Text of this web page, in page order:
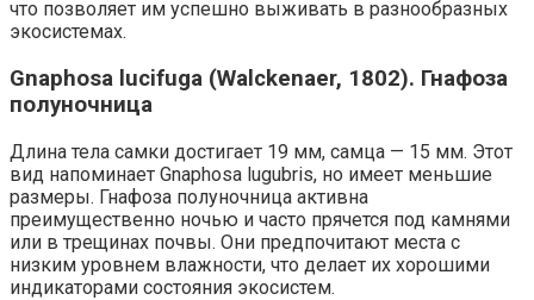
что позволяет им успешно выживать в разнообразных
экосистемах.
Gnaphosa lucifuga (Walckenaer, 1802). Гнафоза
полуночница
Длина тела самки достигает 19 мм, самца — 15 мм. Этот
вид напоминает Gnaphosa lugubris, но имеет меньшие
размеры. Гнафоза полуночница активна
преимущественно ночью и часто прячется под камнями
или в трещинах почвы. Они предпочитают места с
низким уровнем влажности, что делает их хорошими
индикаторами состояния экосистем.